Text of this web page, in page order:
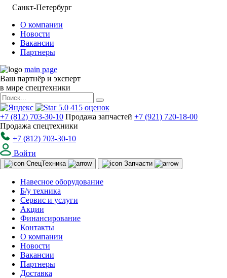
Санкт-Петербург
О компании
Новости
Вакансии
Партнеры
main page
Ваш партнёр и эксперт
в мире спецтехники
5.0 415 оценок
+7 (812) 703-30-10 Продажа запчастей +7 (921) 720-18-00
Продажа спецтехники
+7 (812) 703-30-10
Войти
СпецТехника Запчасти
Навесное оборудование
Б/у техника
Сервис и услуги
Акции
Финансирование
Контакты
О компании
Новости
Вакансии
Партнеры
Доставка